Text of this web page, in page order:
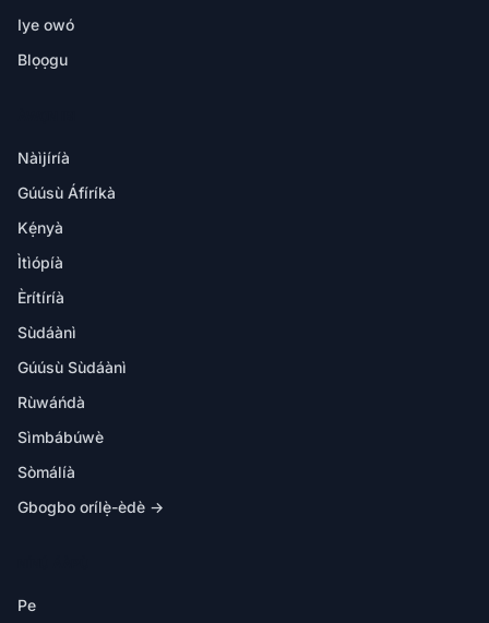
Iye owó
Blọọgu
Nàìjíríà
Gúúsù Áfíríkà
Kẹ́nyà
Ìtìópíà
Èrítíríà
Sùdáànì
Gúúsù Sùdáànì
Rùwáńdà
Sìmbábúwè
Sòmálíà
Gbogbo orílẹ̀-èdè →
Pe